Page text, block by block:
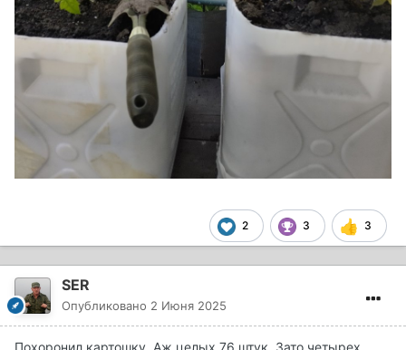
2 3 3
SER
Опубликовано 2 Июня 2025